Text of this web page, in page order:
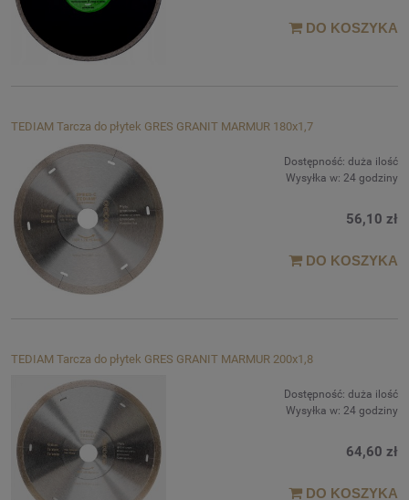
DO KOSZYKA
TEDIAM Tarcza do płytek GRES GRANIT MARMUR 180x1,7
Dostępność: duża ilość
Wysyłka w: 24 godziny
56,10 zł
DO KOSZYKA
TEDIAM Tarcza do płytek GRES GRANIT MARMUR 200x1,8
Dostępność: duża ilość
Wysyłka w: 24 godziny
64,60 zł
DO KOSZYKA